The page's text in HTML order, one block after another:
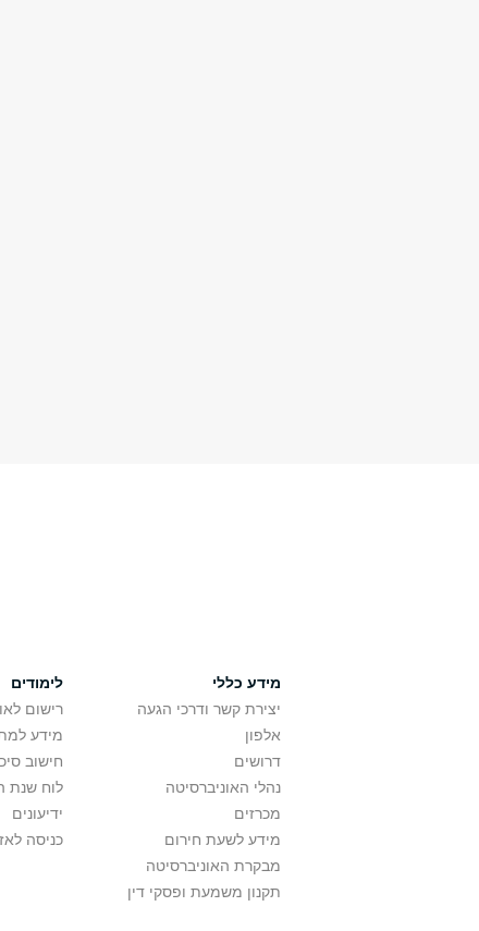
מידע כללי
יצירת קשר ודרכי הגעה
אלפון
דרושים
נהלי האוניברסיטה
מכרזים
מידע לשעת חירום
מבקרת האוניברסיטה
תקנון משמעת ופסקי דין
לימודים
רישום
מידע
חישוב
לוח שנת
ידיעונים
כניסה